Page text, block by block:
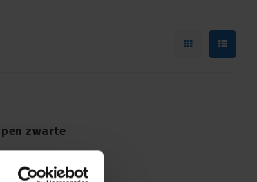
pen zwarte